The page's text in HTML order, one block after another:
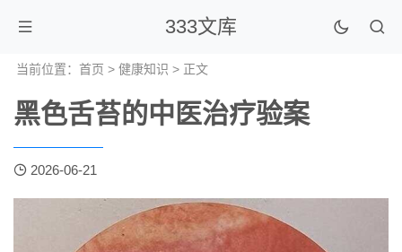
333文库
当前位置： 首页 > 健康知识 > 正文
黑色舌苔的中医治疗验案
2026-06-21